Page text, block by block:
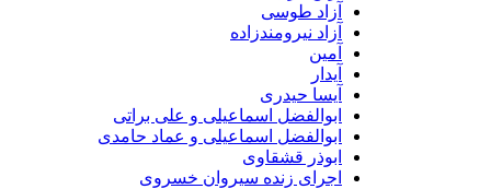
آزاد طوسی
آزاد نیرومندزاده
آیسا حیدری
ابوالفضل اسماعیلی و علی براتی
ابوالفضل اسماعیلی و عماد حامدی
ابوذر قشقاوی
اجرای زنده سیروان خسروی